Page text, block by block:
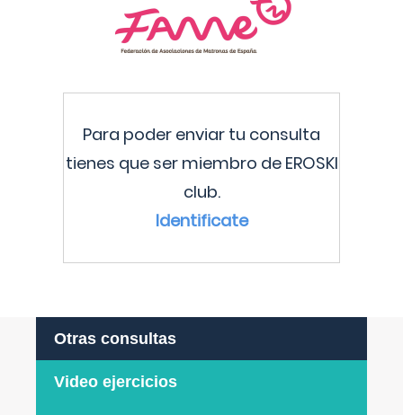
Para poder enviar tu consulta
tienes que ser miembro de EROSKI
club.
Identificate
Otras consultas
Video ejercicios